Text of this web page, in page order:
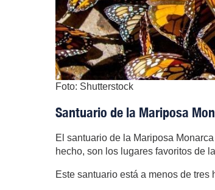
Foto: Shutterstock
Santuario de la Mariposa
El santuario de la Mariposa
hecho, son los lugares favoritos de
Este santuario está a menos de